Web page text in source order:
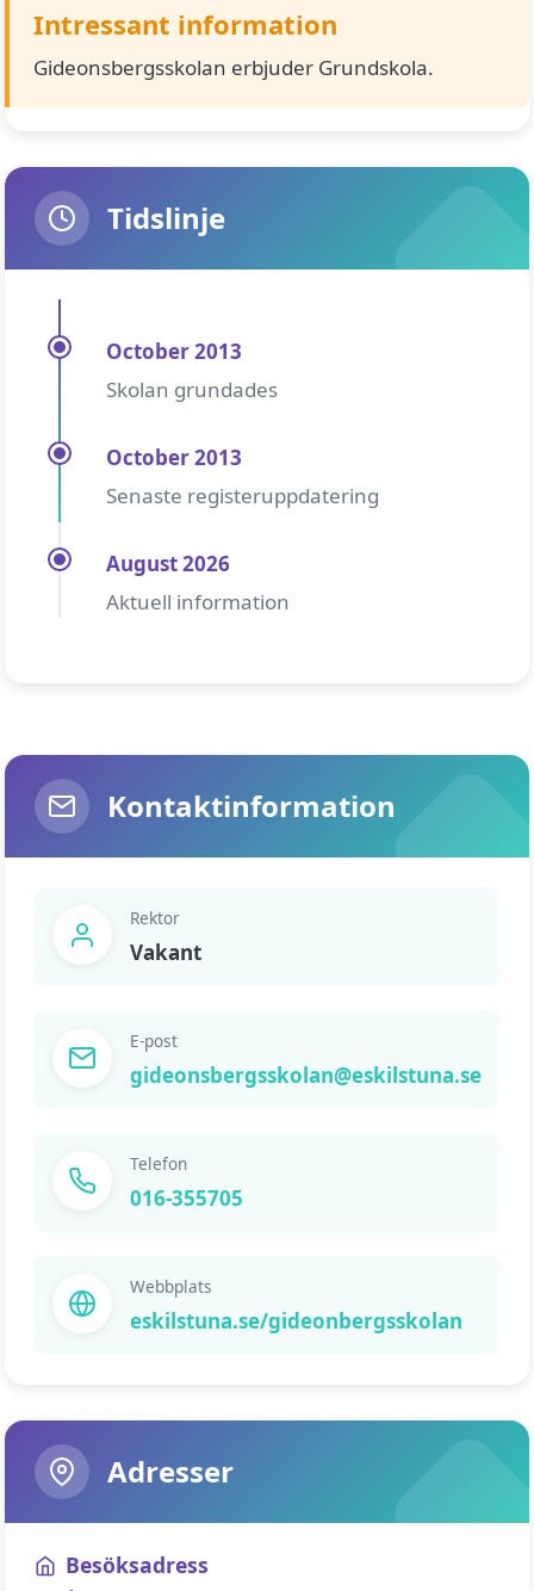
Intressant information
Gideonsbergsskolan erbjuder Grundskola.
Tidslinje
October 2013
Skolan grundades
October 2013
Senaste registeruppdatering
August 2026
Aktuell information
Kontaktinformation
Rektor
Vakant
E-post
gideonsbergsskolan@eskilstuna.se
Telefon
016-355705
Webbplats
eskilstuna.se/gideonbergsskolan
Adresser
Besöksadress